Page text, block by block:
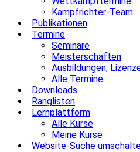
Kampfrichter-Team
Publikationen
Termine
Seminare
Meisterschaften
Ausbildungen,
Alle Termine
Downloads
Ranglisten
Lernplattform
Alle Kurse
Meine Kurse
Website-Suche